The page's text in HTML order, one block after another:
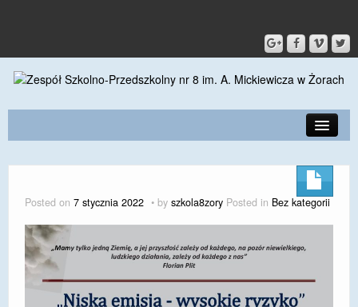
KONTAKT
DLA RODZICÓW I UCZNIÓW
DLA PRACOWNIKÓW
Posted on 7 stycznia 2022 by szkola8zory Posted in Bez kategorii